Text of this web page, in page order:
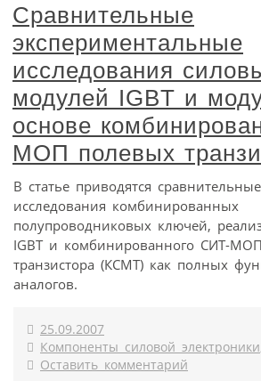
Сравнительные
экспериментальные
исследования
модулей IGBT и
основе
МОП полевых
В статье приводятся сравнительные
исследования комбинированных
полупроводниковых ключей,
IGBT и комбинированного СИТ-
транзистора (КСМТ) как полных
аналогов.
25.09.2007
Компоненты силовой электроники
Оставить комментарий